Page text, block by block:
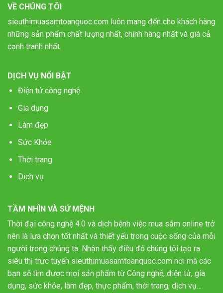
VỀ CHÚNG TÔI
sieuthimuasamtoanquoc.com luôn mang đến cho khách hàng
những sản phẩm chất lượng nhất, chính hãng nhất và giá cả
cạnh tranh nhất.
DỊCH VỤ NỔI BẬT
Điện tử công nghệ
Gia dụng
Làm đẹp
Sức Khỏe
Thời trang
Dịch vụ
TẦM NHÌN VÀ SỨ MỆNH
Thời đại công nghệ 4.0 và dịch bệnh việc mua sắm online trở
nên là lựa chọn tốt nhất và thiết yếu trong cuộc sống của mỗi
người trong chúng ta. Nhận thấy điều đó chúng tôi tạo ra
siêu thị trực tuyến sieuthimuasamtoanquoc.com nơi mà các
bạn sẽ tìm được mọi sản phẩm từ Công nghệ, điện tử, gia
dụng, sức khỏe, làm đẹp, thực phẩm, thời trang, dịch vụ…